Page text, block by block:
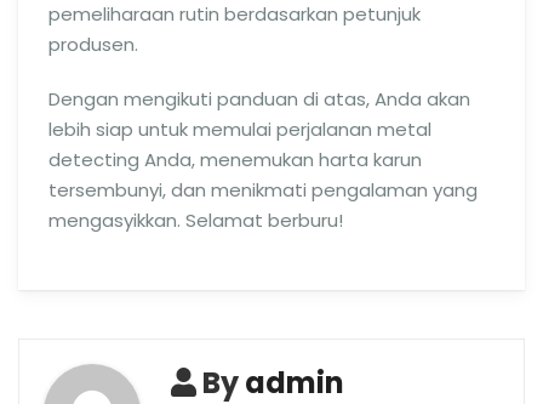
pemeliharaan rutin berdasarkan petunjuk
produsen.
Dengan mengikuti panduan di atas, Anda akan
lebih siap untuk memulai perjalanan metal
detecting Anda, menemukan harta karun
tersembunyi, dan menikmati pengalaman yang
mengasyikkan. Selamat berburu!
Byadmin